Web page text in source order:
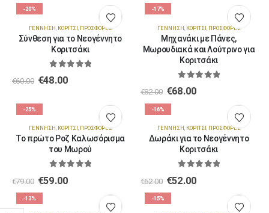
-20%
ΓΈΝΝΗΣΗ ΚΟΡΊΤΣΙ ΠΡΟΣΦΟΡΈΣ
Σύνθεση για το Νεογέννητο
Κοριτσάκι
€60.00 €48.00
-17%
ΓΈΝΝΗΣΗ ΚΟΡΊΤΣΙ ΠΡΟΣΦΟΡΈΣ
Μηχανάκι με Πάνες,
Μωρουδιακά και Λούτρινο για
Κοριτσάκι
€82.00 €68.00
-25%
ΓΈΝΝΗΣΗ, ΚΟΡΊΤΣΙ, ΠΡΟΣΦΟΡΈΣ
Το πρώτο Ροζ Καλωσόρισμα
του Μωρού
€79.00 €59.00
-16%
ΓΈΝΝΗΣΗ, ΚΟΡΊΤΣΙ, ΠΡΟΣΦΟΡΈΣ
Δωράκι για το Νεογέννητο
Κοριτσάκι
€62.00 €52.00
-13% -15%